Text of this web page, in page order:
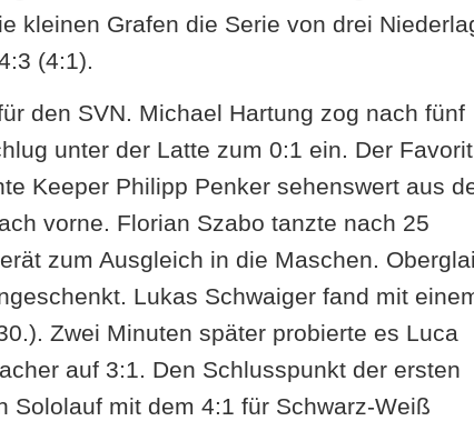
kleinen Grafen die Serie von drei
(4:1).
den SVN. Michael Hartung zog nach fünf
unter der Latte zum 0:1 ein. Der Favorit
Keeper Philipp Penker sehenswert aus
vorne. Florian Szabo tanzte nach 25
zum Ausgleich in die Maschen.
Lukas Schwaiger fand mit
Zwei Minuten später probierte es Luca
auf 3:1. Den Schlusspunkt der ersten
Sololauf mit dem 4:1 für Schwarz-Weiß